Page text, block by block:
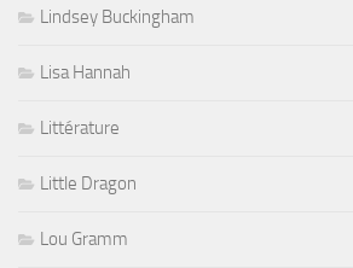
Lindsey Buckingham
Lisa Hannah
Littérature
Little Dragon
Lou Gramm